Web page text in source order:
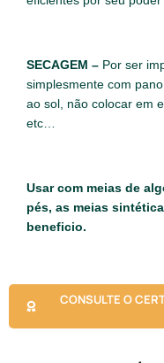
SECAGEM – Por ser
simplesmente com
ao sol, não colocar em
etc…
Usar com meias de
pés, as meias
beneficio.
CONSULTE O